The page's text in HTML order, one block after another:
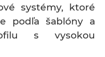
systémy, ktoré
podľa šablóny a
s vysokou